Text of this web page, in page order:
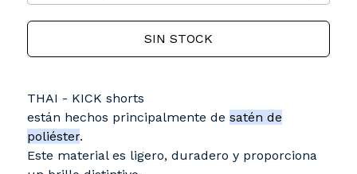
SIN STOCK
THAI - KICK shorts
están hechos principalmente de satén de
poliéster.
Este material es ligero, duradero y proporciona